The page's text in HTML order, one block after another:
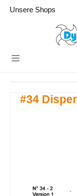
springen
Unsere Shops
#34